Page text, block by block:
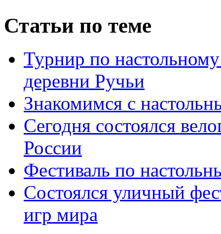
Статьи по теме
Турнир по
деревни Ручьи
Знакомимся с
Сегодня состоялся
России
Фестиваль по
Состоялся уличный
игр мира